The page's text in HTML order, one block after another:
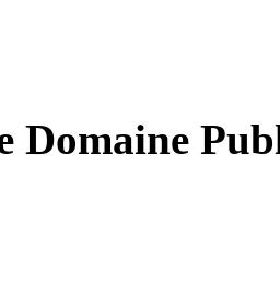
Domaine